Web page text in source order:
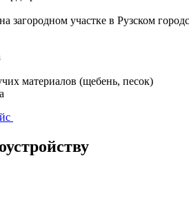
загородном участке в Рузском
материалов (щебень, песок)